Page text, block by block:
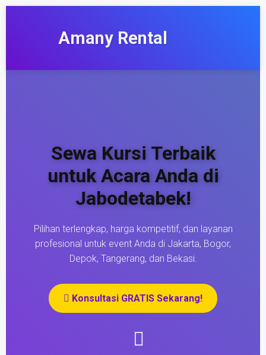
Amany Rental
Sewa Kursi Terbaik
untuk Acara Anda di
Jabodetabek!
Pilihan terlengkap, harga kompetitif, dan layanan
profesional untuk event Anda di Jakarta, Bogor,
Depok, Tangerang, dan Bekasi.
Konsultasi GRATIS Sekarang!